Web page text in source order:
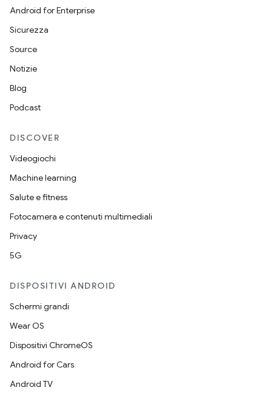
Android for Enterprise
Sicurezza
Source
Notizie
Blog
Podcast
DISCOVER
Videogiochi
Machine learning
Salute e fitness
Fotocamera e contenuti multimediali
Privacy
5G
DISPOSITIVI ANDROID
Schermi grandi
Wear OS
Dispositivi ChromeOS
Android for Cars
Android TV